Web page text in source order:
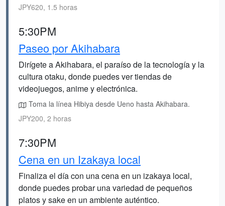
JPY620, 1.5 horas
5:30PM
Paseo por Akihabara
Dirígete a Akihabara, el paraíso de la tecnología y la
cultura otaku, donde puedes ver tiendas de
videojuegos, anime y electrónica.
Toma la línea Hibiya desde Ueno hasta Akihabara.
JPY200, 2 horas
7:30PM
Cena en un Izakaya local
Finaliza el día con una cena en un izakaya local,
donde puedes probar una variedad de pequeños
platos y sake en un ambiente auténtico.